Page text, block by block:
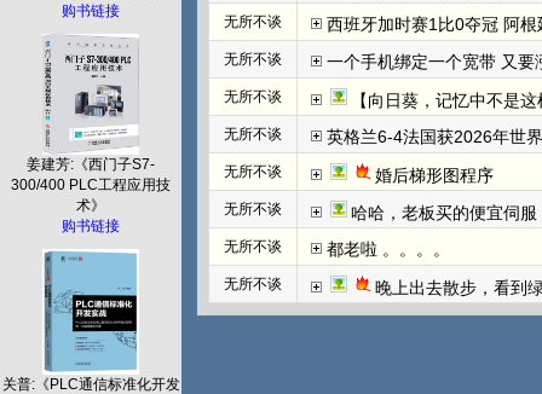
购书链接
姜建芳:《西门子S7-
300/400 PLC工程应用技
术》
购书链接
关普:《PLC通信标准化开发
无所不谈 西班牙加时赛1比0夺冠 阿
无所不谈 一个手机绑定一个宽带 又要
无所不谈 【向日葵，记忆中不是
无所不谈 英格兰6-4法国获2026年世
无所不谈 婚后梯形图程序
无所不谈 哈哈，老板买的便宜伺
无所不谈 都老啦 。。。。
无所不谈 晚上出去散步，看到